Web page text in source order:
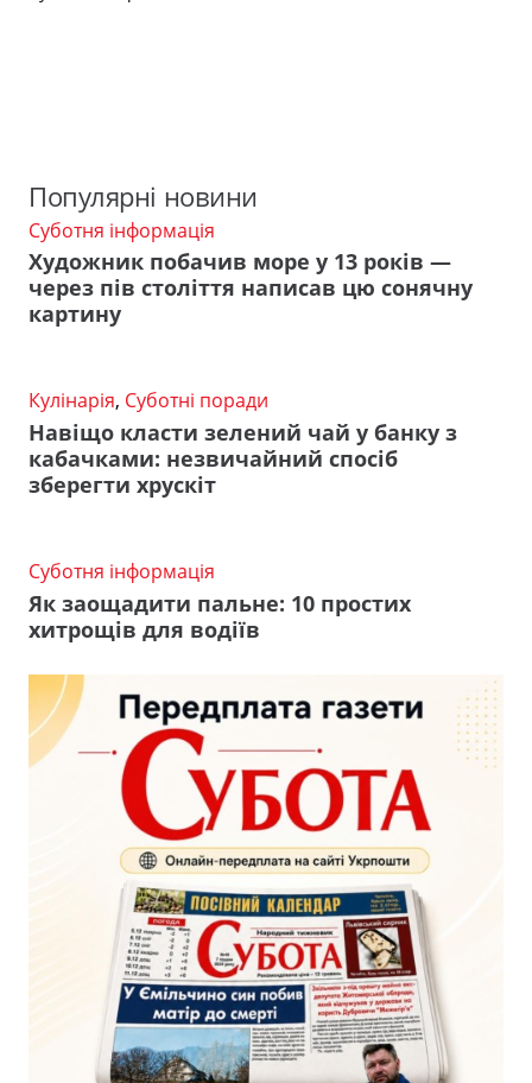
Популярні новини
Суботня інформація
Художник побачив море у 13 років —
через пів століття написав цю сонячну
картину
Кулінарія, Суботні поради
Навіщо класти зелений чай у банку з
кабачками: незвичайний спосіб
зберегти хрускіт
Суботня інформація
Як заощадити пальне: 10 простих
хитрощів для водіїв